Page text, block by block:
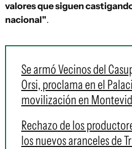
valores que siguen
nacional".
Se armó Vecinos del
Orsi, proclama en el
movilización en
Rechazo de los
los nuevos aranceles de